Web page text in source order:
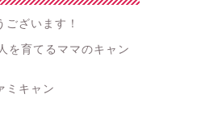
ざいます！
を育てるママのキャン
ミキャン